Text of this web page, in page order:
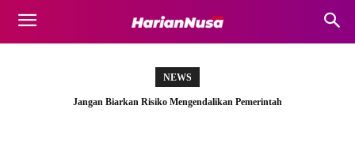
NEWS
Jangan Biarkan Risiko Mengendalikan Pemerintah